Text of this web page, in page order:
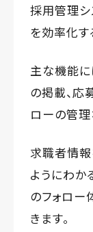
採用管理シ
を効率化す
主な機能に
の掲載、応
ローの管理
求職者情
ようにわか
のフォロー
きます。